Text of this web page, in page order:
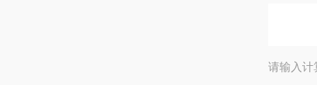
请输入计